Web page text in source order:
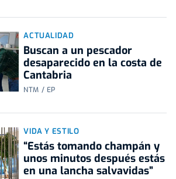
ACTUALIDAD
Buscan a un pescador
desaparecido en la costa de
Cantabria
NTM / EP
VIDA Y ESTILO
“Estás tomando champán y
unos minutos después estás
en una lancha salvavidas”